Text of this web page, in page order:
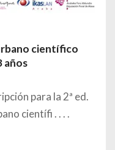
científico
años
para la 2ª ed.
científi